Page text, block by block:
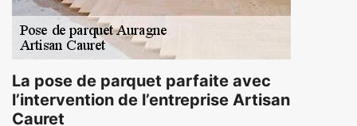
La pose de parquet parfaite avec
l’intervention de l’entreprise Artisan
Cauret